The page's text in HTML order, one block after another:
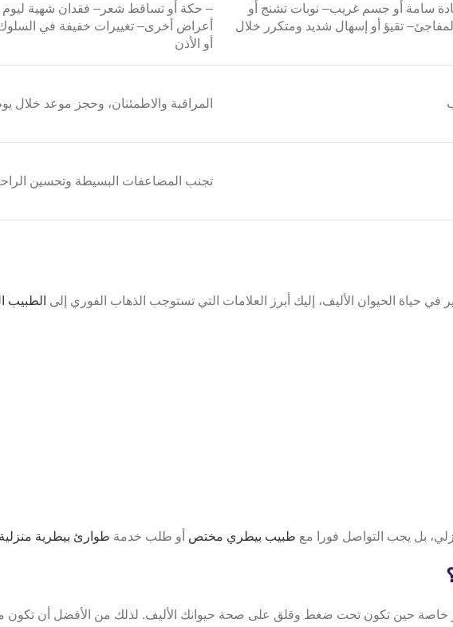
سامة أو جسم غريب– نوبات تشنج أو
– تقيؤ أو إسهال شديد ومتكرر خلال
– حكة أو تساقط شعر – فقدان شهية ليوم
أعراض أخرى– تغييرات خفيفة في
أو الأذن
المراقبة والاطمئنان، وحجز موعد خلال
تجنب المضاعفات البسيطة وتحسين
حياة الحيوان الأليف، إليك أبرز العلامات التي تستوجب الذهاب الفوري إلى الطبيب
بل يجب التواصل فورا مع طبيب بيطري مختص أو طلب خدمة طوارئ بيطرية منزلية
خاصة حين تكون تحت ضغط وقلق على صحة حيوانك الأليف. لذلك من الأفضل أن تكون